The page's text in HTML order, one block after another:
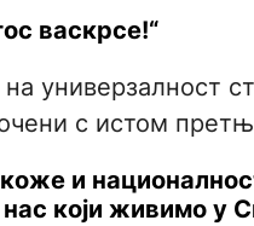
васкрсе!“
на универзалност
с истом
и
нас који живимо у